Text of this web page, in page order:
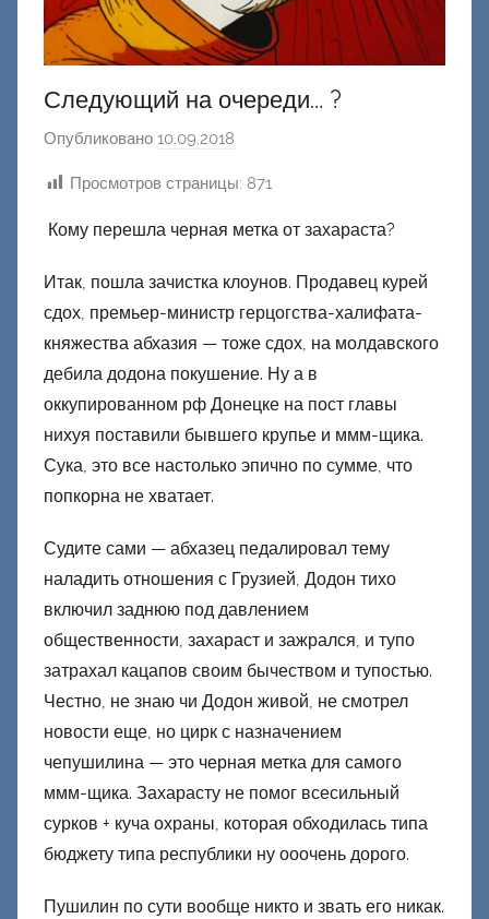
Следующий на очереди… ?
Опубликовано 10.09.2018
т
о
о
м
Ф
ц
к
и
й
Просмотров страницы: 871
Кому перешла черная метка от захараста?
Итак, пошла зачистка клоунов. Продавец курей
сдох, премьер-министр герцогства-халифата-
княжества абхазия — тоже сдох, на молдавского
дебила додона покушение. Ну а в
оккупированном рф Донецке на пост главы
нихуя поставили бывшего крупье и ммм-щика.
Сука, это все настолько эпично по сумме, что
попкорна не хватает.
Судите сами — абхазец педалировал тему
наладить отношения с Грузией, Додон тихо
включил заднюю под давлением
общественности, захараст и зажрался, и тупо
затрахал кацапов своим бычеством и тупостью.
Честно, не знаю чи Додон живой, не смотрел
новости еще, но цирк с назначением
чепушилина — это черная метка для самого
ммм-щика. Захарасту не помог всесильный
сурков + куча охраны, которая обходилась типа
бюджету типа республики ну ооочень дорого.
Пушилин по сути вообще никто и звать его никак.